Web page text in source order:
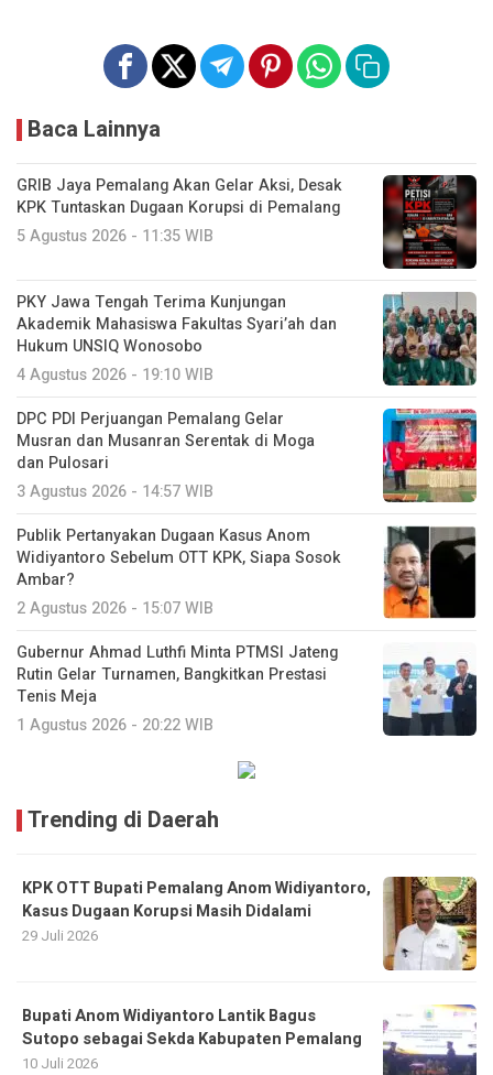
Baca Lainnya
GRIB Jaya Pemalang Akan Gelar Aksi, Desak
KPK Tuntaskan Dugaan Korupsi di Pemalang
5 Agustus 2026 - 11:35 WIB
PKY Jawa Tengah Terima Kunjungan
Akademik Mahasiswa Fakultas Syari’ah dan
Hukum UNSIQ Wonosobo
4 Agustus 2026 - 19:10 WIB
DPC PDI Perjuangan Pemalang Gelar
Musran dan Musanran Serentak di Moga
dan Pulosari
3 Agustus 2026 - 14:57 WIB
Publik Pertanyakan Dugaan Kasus Anom
Widiyantoro Sebelum OTT KPK, Siapa Sosok
Ambar?
2 Agustus 2026 - 15:07 WIB
Gubernur Ahmad Luthfi Minta PTMSI Jateng
Rutin Gelar Turnamen, Bangkitkan Prestasi
Tenis Meja
1 Agustus 2026 - 20:22 WIB
Trending di Daerah
KPK OTT Bupati Pemalang Anom Widiyantoro,
Kasus Dugaan Korupsi Masih Didalami
29 Juli 2026
Bupati Anom Widiyantoro Lantik Bagus
Sutopo sebagai Sekda Kabupaten Pemalang
10 Juli 2026